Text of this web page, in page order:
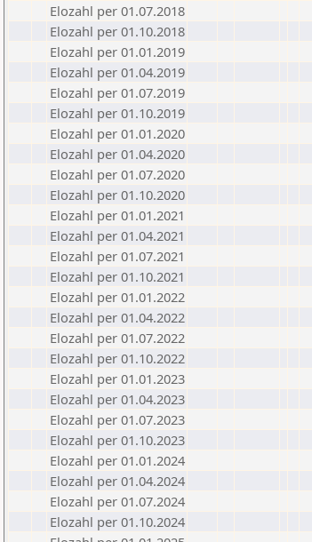
Elozahl per 01.07.2018
Elozahl per 01.10.2018
Elozahl per 01.01.2019
Elozahl per 01.04.2019
Elozahl per 01.07.2019
Elozahl per 01.10.2019
Elozahl per 01.01.2020
Elozahl per 01.04.2020
Elozahl per 01.07.2020
Elozahl per 01.10.2020
Elozahl per 01.01.2021
Elozahl per 01.04.2021
Elozahl per 01.07.2021
Elozahl per 01.10.2021
Elozahl per 01.01.2022
Elozahl per 01.04.2022
Elozahl per 01.07.2022
Elozahl per 01.10.2022
Elozahl per 01.01.2023
Elozahl per 01.04.2023
Elozahl per 01.07.2023
Elozahl per 01.10.2023
Elozahl per 01.01.2024
Elozahl per 01.04.2024
Elozahl per 01.07.2024
Elozahl per 01.10.2024